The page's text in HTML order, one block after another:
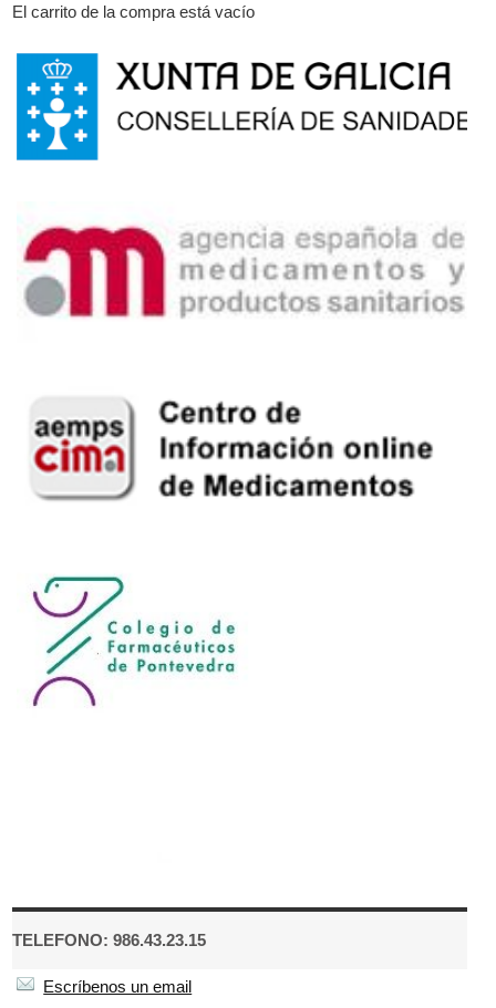
El carrito de la compra está vacío
TELEFONO: 986.43.23.15
Escríbenos un email